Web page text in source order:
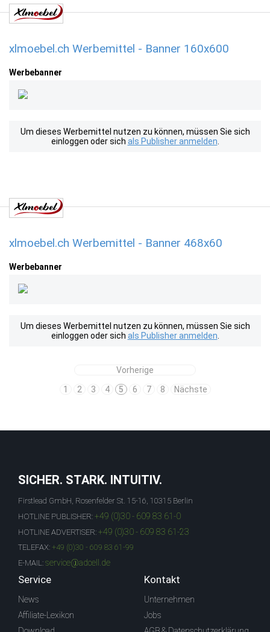
xlmoebel.ch Werbemittel - Banner 160x600
Werbebanner
Um dieses Werbemittel nutzen zu können, müssen Sie sich
einloggen oder sich als Publisher anmelden
xlmoebel.ch Werbemittel - Banner 468x60
Werbebanner
Um dieses Werbemittel nutzen zu können, müssen Sie sich
einloggen oder sich als Publisher anmelden
Vorherige
1
2 3 4 5 6 7 8 Nächste
SICHER. STARK. INTUITIV.
Firstlead GmbH, Rosenfelder St. 15-16, 10315 Berlin
HOTLINE PUBLISHER: +49 (0)30 - 609 83 61-0
HOTLINE ADVERTISER: +49 (0)30 - 609 83 61-23
TELEFAX: +49 (0)30 - 609 83 61-99
E-MAIL: service@adcell.de
Service
News
Affiliate-Lexikon
Kontakt
Unternehmen
Jobs